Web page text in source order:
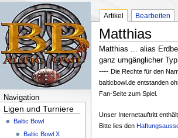
Navigation
Ligen und Turniere
Baltic Bowl
Baltic Bowl X
Artikel Bearbeiten
Matthias
Matthias ... alias
ganz umgänglicher Typ
---- Die Rechte für den
balticbowl.de entstanden
Fan-Seite zum Spiel.
Unser Internetauftritt
Bitte lies den